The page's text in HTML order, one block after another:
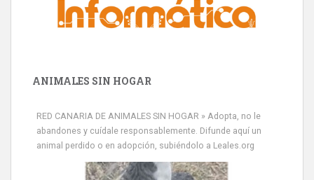
ANIMALES SIN HOGAR
RED CANARIA DE ANIMALES SIN HOGAR » Adopta, no le
abandones y cuídale responsablemente. Difunde aquí un
animal perdido o en adopción, subiéndolo a Leales.org